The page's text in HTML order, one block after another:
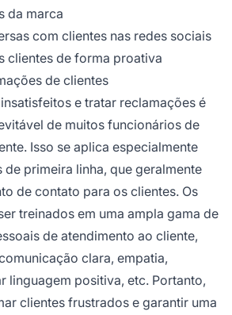
da marca
com clientes nas redes sociais
clientes de forma proativa
de clientes
e tratar reclamações é
de muitos funcionários de
Isso se aplica especialmente
de primeira linha, que geralmente
de contato para os clientes. Os
treinados em uma ampla gama de
de atendimento ao cliente,
clara, empatia,
linguagem positiva, etc. Portanto,
clientes frustrados e garantir uma